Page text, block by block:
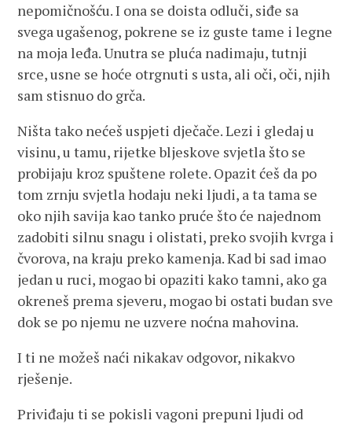
nepomičnošću. I ona se doista odluči, siđe sa
svega ugašenog, pokrene se iz guste tame i legne
na moja leđa. Unutra se pluća nadimaju, tutnji
srce, usne se hoće otrgnuti s usta, ali oči, oči, njih
sam stisnuo do grča.
Ništa tako nećeš uspjeti dječače. Lezi i gledaj u
visinu, u tamu, rijetke bljeskove svjetla što se
probijaju kroz spuštene rolete. Opazit ćeš da po
tom zrnju svjetla hodaju neki ljudi, a ta tama se
oko njih savija kao tanko pruće što će najednom
zadobiti silnu snagu i olistati, preko svojih kvrga i
čvorova, na kraju preko kamenja. Kad bi sad imao
jedan u ruci, mogao bi opaziti kako tamni, ako ga
okreneš prema sjeveru, mogao bi ostati budan sve
dok se po njemu ne uzvere noćna mahovina.
I ti ne možeš naći nikakav odgovor, nikakvo
rješenje.
Priviđaju ti se pokisli vagoni prepuni ljudi od